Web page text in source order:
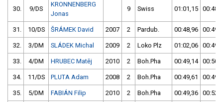
30. 9/DS
KRONNENBERG
Jonas
9 Swiss 01:01,15
31. 10/DS ŠRÁMEK David 2007 2 Pardub. 00:48,96
32. 3/DM SLÁDEK Michal 2009 2 Loko Plz 01:02,06
33. 4/DM HRUBEC Matěj 2010 2 Boh.Pha 00:49,14
34. 11/DS PLUTA Adam 2008 2 Boh.Pha 00:49,61
35. 5/DM FABIÁN Filip 2010 2 Boh.Pha 00:49,36